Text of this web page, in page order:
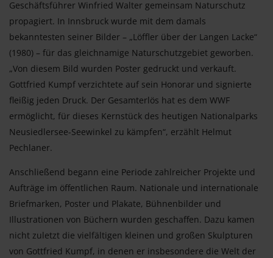
Geschäftsführer Winfried Walter gemeinsam Naturschutz
propagiert. In Innsbruck wurde mit dem damals
bekanntesten seiner Bilder – „Löffler über der Langen Lacke“
(1980) – für das gleichnamige Naturschutzgebiet geworben.
„Von diesem Bild wurden Poster gedruckt und verkauft.
Gottfried Kumpf verzichtete auf sein Honorar und signierte
fleißig jeden Druck. Der Gesamterlös hat es dem WWF
ermöglicht, für dieses Kernstück des heutigen Nationalparks
Neusiedlersee-Seewinkel zu kämpfen“, erzählt Helmut
Pechlaner.
Anschließend begann eine Periode zahlreicher Projekte und
Aufträge im öffentlichen Raum. Nationale und internationale
Briefmarken, Poster und Plakate, Bühnenbilder und
Illustrationen von Büchern wurden geschaffen. Dazu kamen
nicht zuletzt die vielfältigen kleinen und großen Skulpturen
von Gottfried Kumpf, in denen er insbesondere die Welt der